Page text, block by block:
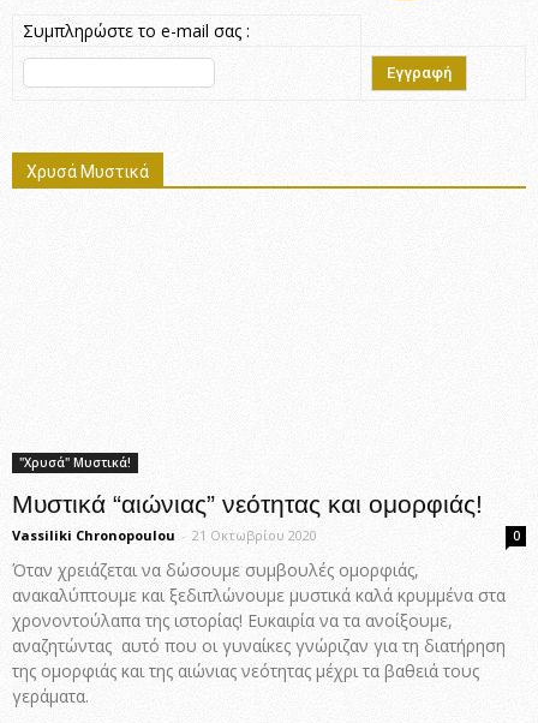
Συμπληρώστε το e-mail σας :
Χρυσά Μυστικά
"Χρυσά" Μυστικά!
Μυστικά “αιώνιας” νεότητας και ομορφιάς!
Vassiliki Chronopoulou - 21 Οκτωβρίου 2020 0
Όταν χρειάζεται να δώσουμε συμβουλές ομορφιάς,
ανακαλύπτουμε και ξεδιπλώνουμε μυστικά καλά κρυμμένα στα
χρονοντούλαπα της ιστορίας! Ευκαιρία να τα ανοίξουμε,
αναζητώντας αυτό που οι γυναίκες γνώριζαν για τη διατήρηση
της ομορφιάς και της αιώνιας νεότητας μέχρι τα βαθειά τους
γεράματα.